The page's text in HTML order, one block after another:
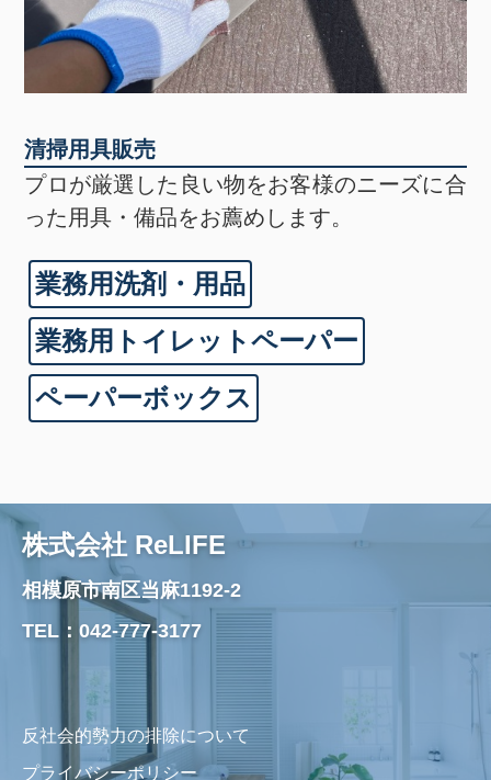
清掃用具販売
プロが厳選した良い物をお客様のニーズに合
った用具・備品をお薦めします。
業務用洗剤・用品
業務用トイレットペーパー
ペーパーボックス
株式会社 ReLIFE
相模原市南区当麻1192-2
TEL： 042-777-3177
反社会的勢力の排除について
プライバシーポリシー